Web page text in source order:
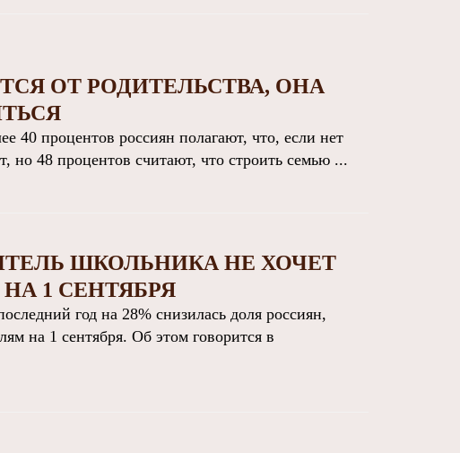
ОТ РОДИТЕЛЬСТВА, ОНА
процентов россиян полагают, что, если нет
но 48 процентов считают, что строить семью ...
ШКОЛЬНИКА НЕ ХОЧЕТ
1 СЕНТЯБРЯ
год на 28% снизилась доля россиян,
на 1 сентября. Об этом говорится в